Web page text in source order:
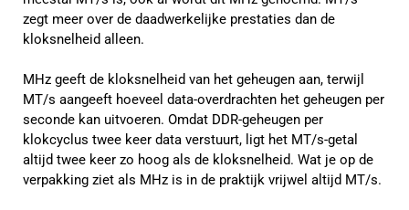
zegt meer over de daadwerkelijke prestaties dan de
kloksnelheid alleen.
MHz geeft de kloksnelheid van het geheugen aan, terwijl
MT/s aangeeft hoeveel data-overdrachten het geheugen per
seconde kan uitvoeren. Omdat DDR-geheugen per
klokcyclus twee keer data verstuurt, ligt het MT/s-getal
altijd twee keer zo hoog als de kloksnelheid. Wat je op de
verpakking ziet als MHz is in de praktijk vrijwel altijd MT/s.